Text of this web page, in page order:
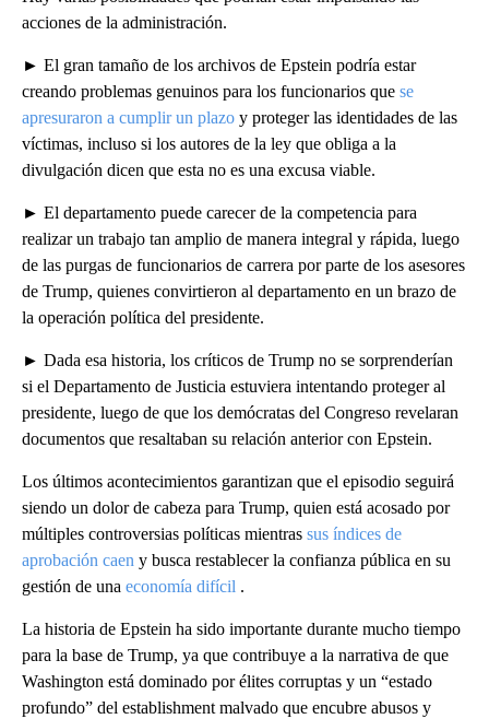
acciones de la administración.
► El gran tamaño de los archivos de Epstein podría estar
creando problemas genuinos para los funcionarios que se
apresuraron a cumplir un plazo y proteger las identidades de las
víctimas, incluso si los autores de la ley que obliga a la
divulgación dicen que esta no es una excusa viable.
► El departamento puede carecer de la competencia para
realizar un trabajo tan amplio de manera integral y rápida, luego
de las purgas de funcionarios de carrera por parte de los asesores
de Trump, quienes convirtieron al departamento en un brazo de
la operación política del presidente.
► Dada esa historia, los críticos de Trump no se sorprenderían
si el Departamento de Justicia estuviera intentando proteger al
presidente, luego de que los demócratas del Congreso revelaran
documentos que resaltaban su relación anterior con Epstein.
Los últimos acontecimientos garantizan que el episodio seguirá
siendo un dolor de cabeza para Trump, quien está acosado por
múltiples controversias políticas mientras sus índices de
aprobación caen y busca restablecer la confianza pública en su
gestión de una economía difícil .
La historia de Epstein ha sido importante durante mucho tiempo
para la base de Trump, ya que contribuye a la narrativa de que
Washington está dominado por élites corruptas y un “estado
profundo” del establishment malvado que encubre abusos y